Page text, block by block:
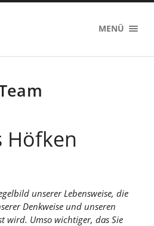
MENÜ
Höfken
unserer Lebensweise, die
Denkweise und unseren
wird. Umso wichtiger, das Sie